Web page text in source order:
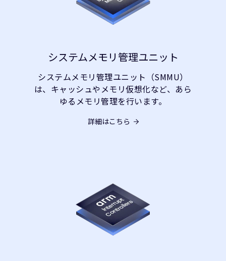
システムメモリ管理ユニット
システムメモリ管理ユニット（SMMU）
は、キャッシュやメモリ仮想化など、あら
ゆるメモリ管理を行います。
詳細はこちら